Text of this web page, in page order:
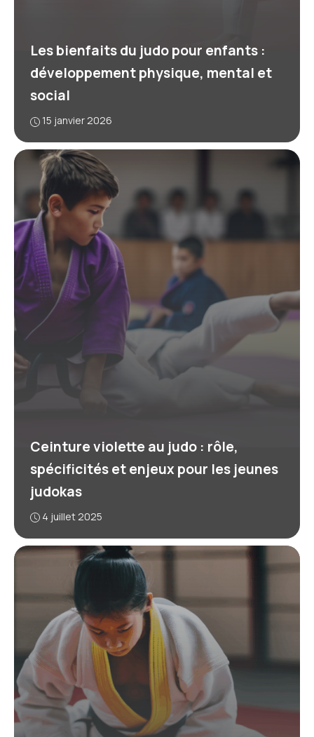
Les bienfaits du judo pour enfants :
développement physique, mental et
social
15 janvier 2026
Ceinture violette au judo : rôle,
spécificités et enjeux pour les jeunes
judokas
4 juillet 2025